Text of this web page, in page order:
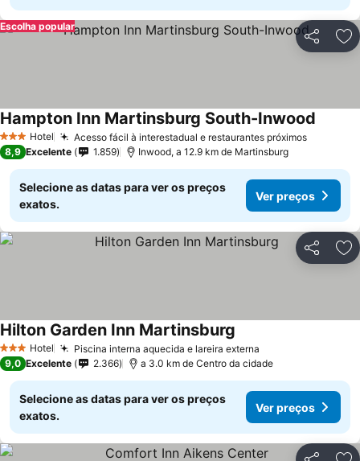
Partilhar
Escolha popular
3 EstrelasHotel Acesso fácil à interestadual e restaurantes próximos
Hampton Inn Martinsburg South-Inwood
8,9 Excelente 1.859 Inwood, a 12.9 km de Martinsburg
Selecione as datas para ver os preços
exatos.
Ver preços
Partilhar
3 EstrelasHotel Piscina interna aquecida e lareira externa
Hilton Garden Inn Martinsburg
9,0 Excelente 2.366 a 3.0 km de Centro da cidade
Selecione as datas para ver os preços
exatos.
Ver preços